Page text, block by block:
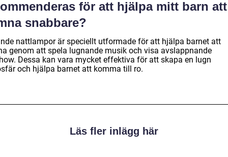
för att hjälpa mitt barn att
snabbare?
nattlampor är speciellt utformade för att hjälpa barnet att
genom att spela lugnande musik och visa avslappnande
Dessa kan vara mycket effektiva för att skapa en lugn
och hjälpa barnet att komma till ro.
Läs fler inlägg här